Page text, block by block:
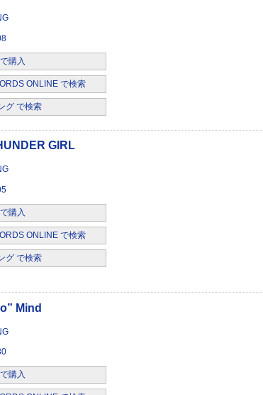
購入
ONLINE で検索
グ で検索
購入
ONLINE で検索
グ で検索
購入